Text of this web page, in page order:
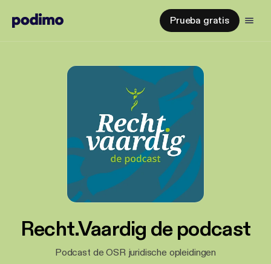
Prueba gratis
Recht.Vaardig de podcast
Podcast de OSR juridische opleidingen